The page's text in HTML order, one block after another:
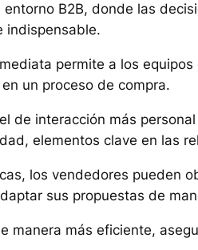
B2B, donde las
indispensable.
permite a los
un proceso de compra.
de interacción más
elementos clave en las
los vendedores pueden
sus propuestas de
manera más eficiente,